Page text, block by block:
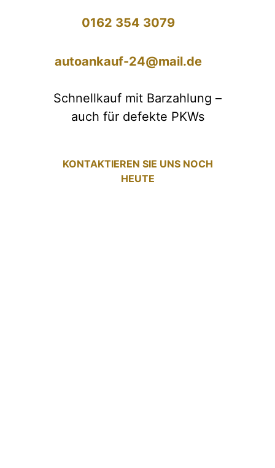
0162 354 3079
autoankauf-24@mail.de
Schnellkauf mit Barzahlung –
auch für defekte PKWs
KONTAKTIEREN SIE UNS NOCH
HEUTE